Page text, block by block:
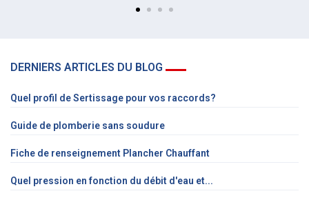
DERNIERS ARTICLES DU BLOG
Quel profil de Sertissage pour vos raccords?
Guide de plomberie sans soudure
Fiche de renseignement Plancher Chauffant
Quel pression en fonction du débit d'eau et...